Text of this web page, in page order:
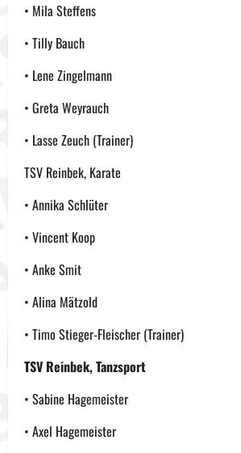
• Mila Steffens
• Tilly Bauch
• Lene Zingelmann
• Greta Weyrauch
• Lasse Zeuch (Trainer)
TSV Reinbek, Karate
• Annika Schlüter
• Vincent Koop
• Anke Smit
• Alina Mätzold
• Timo Stieger-Fleischer (Trainer)
TSV Reinbek, Tanzsport
• Sabine Hagemeister
• Axel Hagemeister